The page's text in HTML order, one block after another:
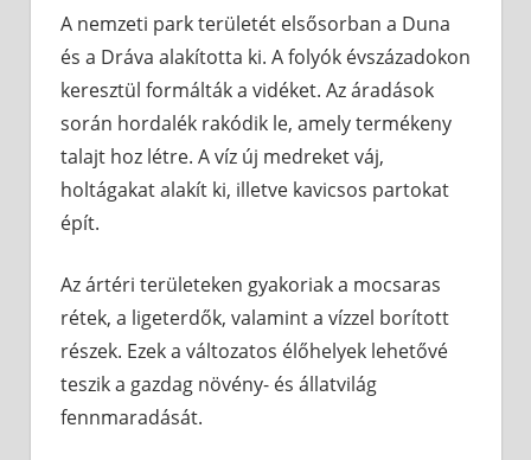
A nemzeti park területét elsősorban a Duna
és a Dráva alakította ki. A folyók évszázadokon
keresztül formálták a vidéket. Az áradások
során hordalék rakódik le, amely termékeny
talajt hoz létre. A víz új medreket váj,
holtágakat alakít ki, illetve kavicsos partokat
épít.
Az ártéri területeken gyakoriak a mocsaras
rétek, a ligeterdők, valamint a vízzel borított
részek. Ezek a változatos élőhelyek lehetővé
teszik a gazdag növény- és állatvilág
fennmaradását.